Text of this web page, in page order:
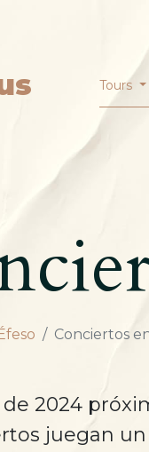
Tours
Conciertos
de 2024
juegan